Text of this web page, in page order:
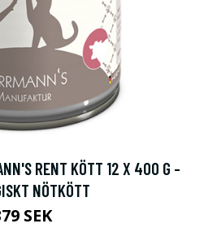
RENT KÖTT 12 X 400 G -
NÖTKÖTT
SEK